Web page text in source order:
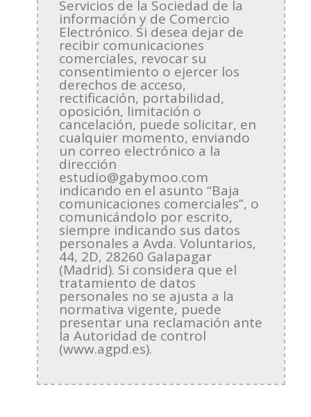
Servicios de la Sociedad de la
información y de Comercio
Electrónico. Si desea dejar de
recibir comunicaciones
comerciales, revocar su
consentimiento o ejercer los
derechos de acceso,
rectificación, portabilidad,
oposición, limitación o
cancelación, puede solicitar, en
cualquier momento, enviando
un correo electrónico a la
dirección
estudio@gabymoo.com
indicando en el asunto “Baja
comunicaciones comerciales”, o
comunicándolo por escrito,
siempre indicando sus datos
personales a Avda. Voluntarios,
44, 2D, 28260 Galapagar
(Madrid). Si considera que el
tratamiento de datos
personales no se ajusta a la
normativa vigente, puede
presentar una reclamación ante
la Autoridad de control
(www.agpd.es).